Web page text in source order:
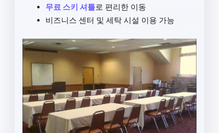
무료 스키 셔틀로 편리한 이동
비즈니스 센터 및 세탁 시설 이용 가능